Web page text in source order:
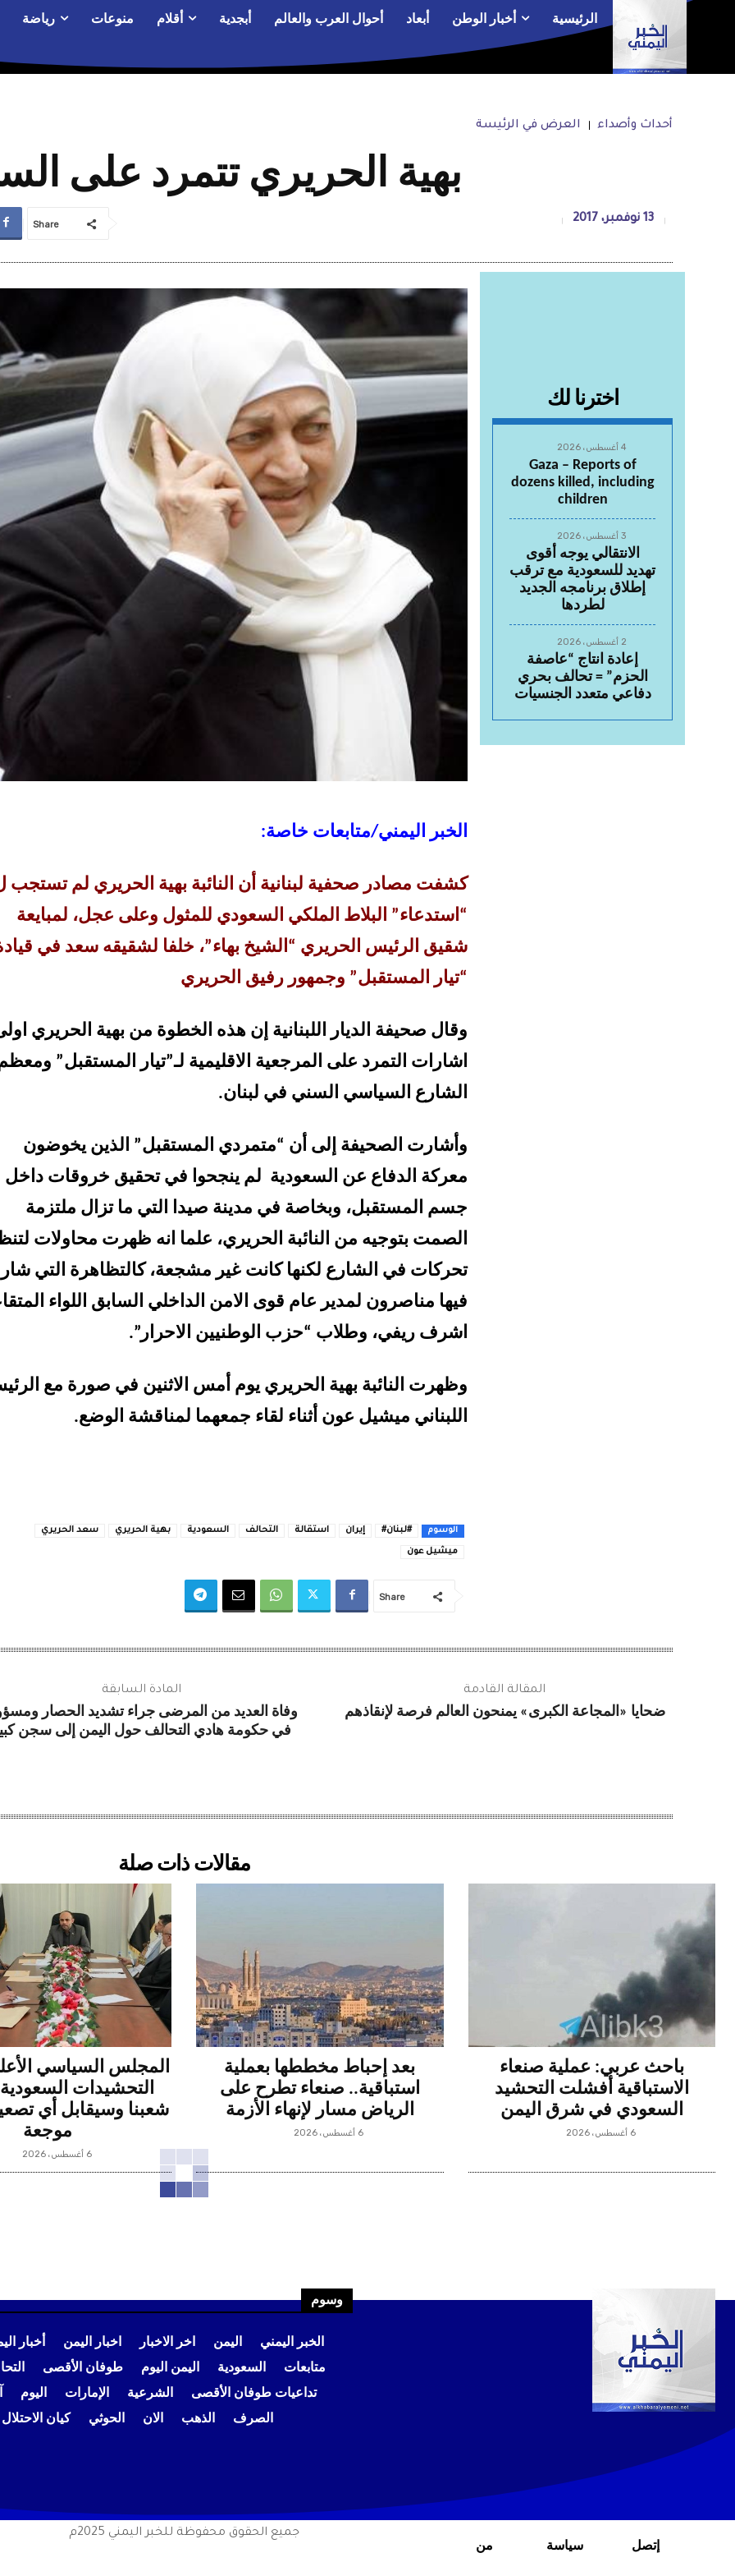
الرئيسية أخبار الوطن أبعاد أحوال العرب والعالم أبجدية أقلام منوعات رياضة
أحداث وأصداء العرض في الرئيسة
بهية الحريري تتمرد على
13 نوفمبر، 2017 Share
اخترنا لك
4 أغسطس، 2026
Gaza – Reports of
dozens killed, including
children
3 أغسطس، 2026
الانتقالي يوجه أقوى
تهديد للسعودية مع ترقب
إطلاق برنامجه الجديد
لطردها
2 أغسطس، 2026
إعادة انتاج “عاصفة
الحزم” = تحالف بحري
دفاعي متعدد الجنسيات
الخبر اليمني/متابعات خاصة:
كشفت مصادر صحفية لبنانية أن النائبة بهية الحريري لم تستجب
“استدعاء” البلاط الملكي السعودي للمثول وعلى عجل، لمبايعة
شقيق الرئيس الحريري “الشيخ بهاء”، خلفا لشقيقه سعد في
“تيار المستقبل” وجمهور رفيق الحريري
وقال صحيفة الديار اللبنانية إن هذه الخطوة من بهية الحريري
اشارات التمرد على المرجعية الاقليمية لـ”تيار المستقبل”
الشارع السياسي السني في لبنان.
وأشارت الصحيفة إلى أن “متمردي المستقبل” الذين يخوضون
معركة الدفاع عن السعودية لم ينجحوا في تحقيق خروقات داخل
جسم المستقبل، وبخاصة في مدينة صيدا التي ما تزال ملتزمة
الصمت بتوجيه من النائبة الحريري، علما انه ظهرت محاولات
تحركات في الشارع لكنها كانت غير مشجعة، كالتظاهرة التي
فيها مناصرون لمدير عام قوى الامن الداخلي السابق اللواء
اشرف ريفي، وطلاب “حزب الوطنيين الاحرار”.
وظهرت النائبة بهية الحريري يوم أمس الاثنين في صورة مع
اللبناني ميشيل عون أثناء لقاء جمعهما لمناقشة الوضع.
الوسوم #لبنان# إيران استقالة التحالف السعودية بهية الحريري سعد الحريري
ميشيل عون
Share
المادة السابقة
وفاة العديد من المرضى جراء تشديد الحصار
في حكومة هادي التحالف حول اليمن إلى سجن
المقالة القادمة
ضحايا «المجاعة الكبرى» يمنحون العالم فرصة لإنقاذهم
مقالات ذات صلة
باحث عربي: عملية صنعاء
الاستباقية أفشلت التحشيد
السعودي في شرق اليمن
6 أغسطس، 2026
بعد إحباط مخططها بعملية
استباقية.. صنعاء تطرح على
الرياض مسار لإنهاء الأزمة
6 أغسطس، 2026
المجلس السياسي
التحشيدات
شعبنا وسيقابل أي
موجعة
6 أغسطس، 2026
وسوم
الخبر اليمني اليمن اخر الاخبار اخبار اليمن
أخبار
متابعات
السعودية اليمن اليوم طوفان الأقصى
تداعيات طوفان الأقصى
الشرعية الإمارات اليوم
الصرف
الذهب الان الحوثي كيان الاحتلال
إتصل سياسة من
جميع الحقوق محفوظة للخبر اليمني 2025م